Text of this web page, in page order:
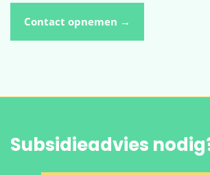
Contact opnemen →
Subsidieadvies